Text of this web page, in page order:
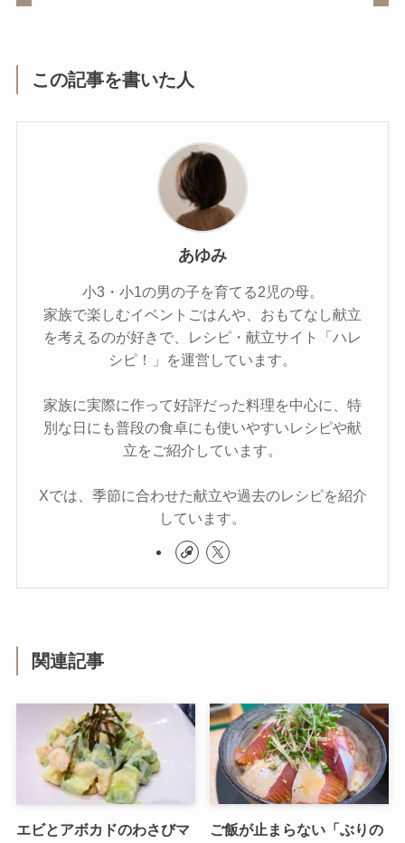
この記事を書いた人
あゆみ
小3・小1の男の子を育てる2児の母。
家族で楽しむイベントごはんや、おもてなし献立
を考えるのが好きで、レシピ・献立サイト「ハレ
シピ！」を運営しています。
家族に実際に作って好評だった料理を中心に、特
別な日にも普段の食卓にも使いやすいレシピや献
立をご紹介しています。
Xでは、季節に合わせた献立や過去のレシピを紹介
しています。
関連記事
エビとアボカドのわさびマ
ご飯が止まらない「ぶりの